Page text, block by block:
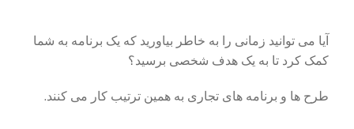
آیا می توانید زمانی را به خاطر بیاورید که یک برنامه به شما
کمک کرد تا به یک هدف شخصی برسید؟
طرح ها و برنامه های تجاری به همین ترتیب کار می کنند.